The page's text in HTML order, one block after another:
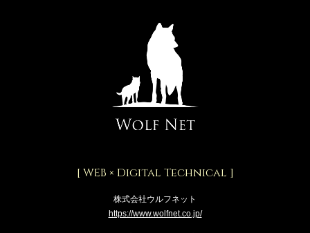
[ WEB × Digital Technical ]
株式会社ウルフネット
https://www.wolfnet.co.jp/